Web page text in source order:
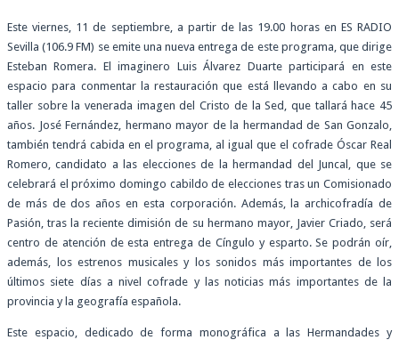
Este viernes, 11 de septiembre, a partir de las 19.00 horas en ES RADIO
Sevilla (106.9 FM) se emite una nueva entrega de este programa, que dirige
Esteban Romera. El imaginero Luis Álvarez Duarte participará en este
espacio para conmentar la restauración que está llevando a cabo en su
taller sobre la venerada imagen del Cristo de la Sed, que tallará hace 45
años. José Fernández, hermano mayor de la hermandad de San Gonzalo,
también tendrá cabida en el programa, al igual que el cofrade Óscar Real
Romero, candidato a las elecciones de la hermandad del Juncal, que se
celebrará el próximo domingo cabildo de elecciones tras un Comisionado
de más de dos años en esta corporación. Además, la archicofradía de
Pasión, tras la reciente dimisión de su hermano mayor, Javier Criado, será
centro de atención de esta entrega de Cíngulo y esparto. Se podrán oír,
además, los estrenos musicales y los sonidos más importantes de los
últimos siete días a nivel cofrade y las noticias más importantes de la
provincia y la geografía española.
Este espacio, dedicado de forma monográfica a las Hermandades y